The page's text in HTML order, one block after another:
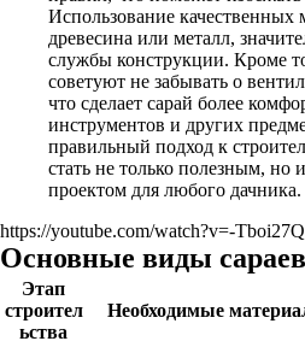
Использование качественных
древесина или металл,
службы конструкции. Кроме
советуют не забывать о
что сделает сарай более
инструментов и других
правильный подход к
стать не только полезным, но
проектом для любого дачника.
https://youtube.com/watch?v=-
Основные виды сараев
Этап
строител
ьства
Необходимые